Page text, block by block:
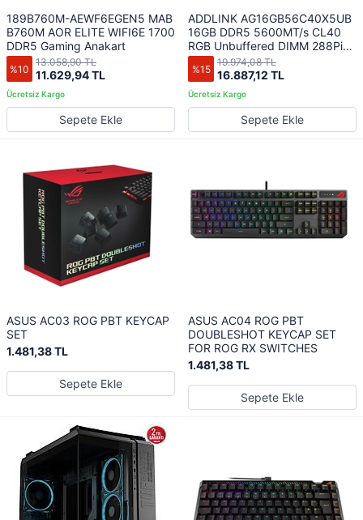
189B760M-AEWF6EGEN5 MAB
B760M AOR ELITE WIFI6E 1700
DDR5 Gaming Anakart
%10 11.629,94 TL
13.058,90 TL
Sepete Ekle
ADDLINK AG16GB56C40X5UB
16GB DDR5 5600MT/s CL40
RGB Unbuffered DIMM 288Pin
With Heatsink Black
%15 16.887,12 TL
19.974,08 TL
Sepete Ekle
ASUS AC03 ROG PBT KEYCAP
SET
1.481,38 TL
Sepete Ekle
ASUS AC04 ROG PBT
DOUBLESHOT KEYCAP SET
FOR ROG RX SWITCHES
1.481,38 TL
Sepete Ekle